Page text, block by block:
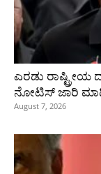
ಎರಡು ರಾಷ್ಟ್ರೀಯ
ನೋಟಿಸ್ ಜಾರಿ
August 7, 2026